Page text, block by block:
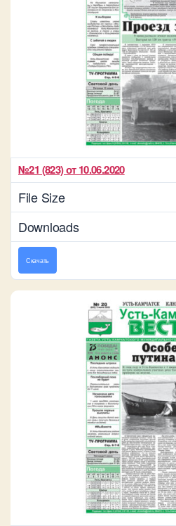
№21 (823) от 10.06.2020
File Size
Downloads
Скачать